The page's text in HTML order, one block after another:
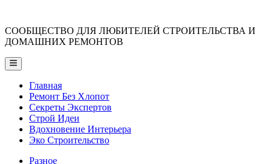
content
СООБЩЕСТВО ДЛЯ ЛЮБИТЕЛЕЙ СТРОИТЕЛЬСТВА И
ДОМАШНИХ РЕМОНТОВ
Main
Menu
Главная
Ремонт Без Хлопот
Секреты Экспертов
Строй Идеи
Вдохновение Интерьера
Эко Строительство
PostedРазное